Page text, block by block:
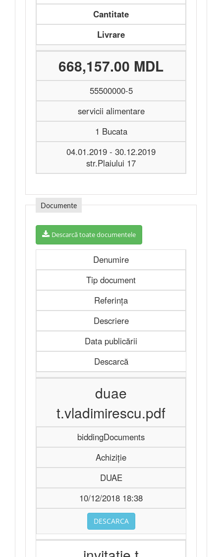
Cantitate
Livrare
668,157.00 MDL
55500000-5
servicii alimentare
1 Bucata
04.01.2019 - 30.12.2019
str.Plaiului 17
Documente
Descarcă toate documentele
Denumire
Tip document
Referința
Descriere
Data publicării
Descarcă
duae
t.vladimirescu.pdf
biddingDocuments
Achiziție
DUAE
10/12/2018 18:38
DESCARCA